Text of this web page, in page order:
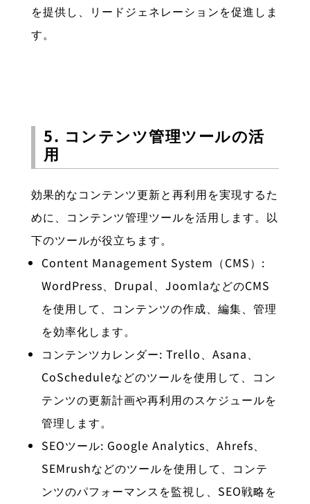
を提供し、リードジェネレーションを促進しま
す。
5. コンテンツ管理ツールの活
用
効果的なコンテンツ更新と再利用を実現するた
めに、コンテンツ管理ツールを活用します。以
下のツールが役立ちます。
Content Management System（CMS）:
WordPress、Drupal、JoomlaなどのCMS
を使用して、コンテンツの作成、編集、管理
を効率化します。
コンテンツカレンダー: Trello、Asana、
CoScheduleなどのツールを使用して、コン
テンツの更新計画や再利用のスケジュールを
管理します。
SEOツール: Google Analytics、Ahrefs、
SEMrushなどのツールを使用して、コンテ
ンツのパフォーマンスを監視し、SEO戦略を